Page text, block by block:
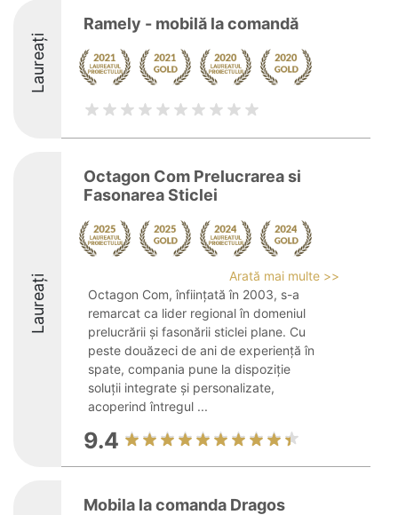
Laureați
Ramely - mobilă la comandă
Laureați
Octagon Com Prelucrarea si
Fasonarea Sticlei
Arată mai multe >>
Octagon Com, înființată în 2003, s-a
remarcat ca lider regional în domeniul
prelucrării și fasonării sticlei plane. Cu
peste douăzeci de ani de experiență în
spate, compania pune la dispoziție
soluții integrate și personalizate,
acoperind întregul ...
9.4
Mobila la comanda Dragos